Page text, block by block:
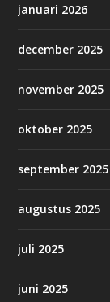
januari 2026
december 2025
november 2025
oktober 2025
september 2025
augustus 2025
juli 2025
juni 2025